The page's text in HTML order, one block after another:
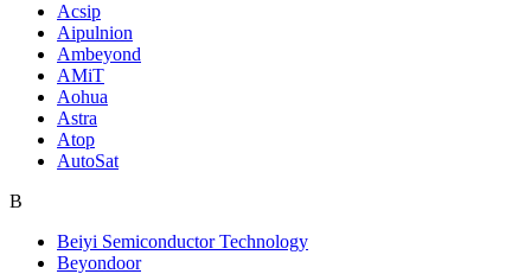
Acsip
Aipulnion
Ambeyond
AMiT
Aohua
Astra
Atop
AutoSat
B
Beiyi Semiconductor Technology
Beyondoor